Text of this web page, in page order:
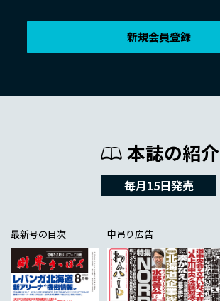
新規会員登録
本誌の紹介
毎月15日発売
最新号の目次 中吊り広告